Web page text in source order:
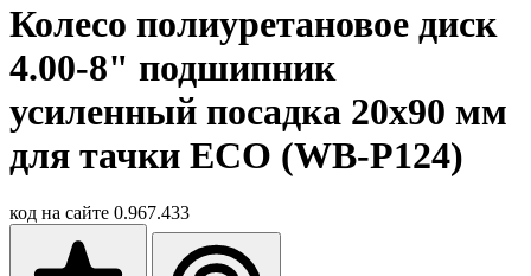
Колесо полиуретановое диск
4.00-8" подшипник
усиленный посадка 20x90 мм
для тачки ECO (WB-P124)
код на сайте 0.967.433